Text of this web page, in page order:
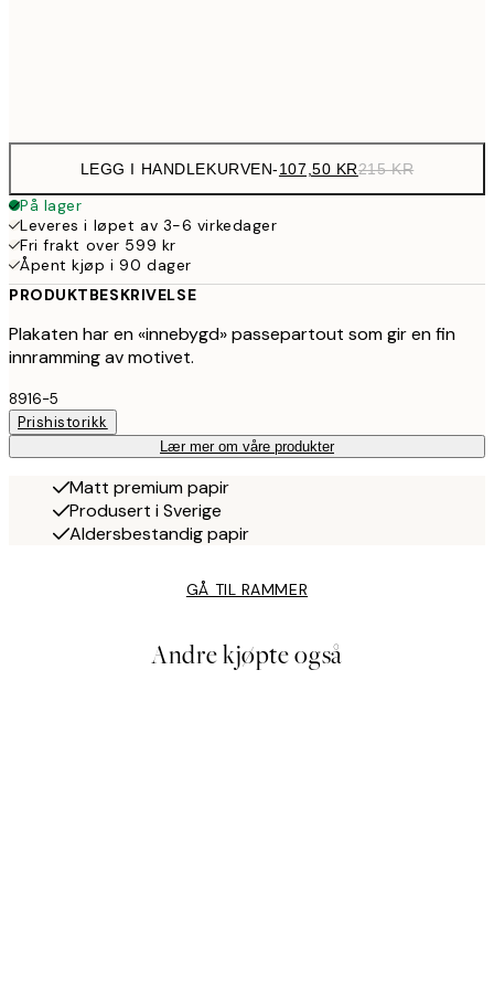
LEGG I HANDLEKURVEN-107,50 KR215 KR
På lager
Leveres i løpet av 3-6 virkedager
Fri frakt over 599 kr
Åpent kjøp i 90 dager
PRODUKTBESKRIVELSE
Plakaten har en «innebygd» passepartout som gir en fin
innramming av motivet.
8916-5
Prishistorikk
Lær mer om våre produkter
Matt premium papir
Produsert i Sverige
Aldersbestandig papir
GÅ TIL RAMMER
Andre kjøpte også